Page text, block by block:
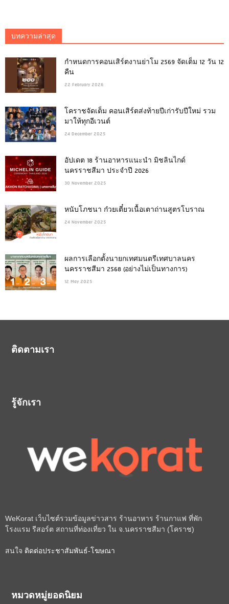
บทความล่าสุด
กำหนดการคอนเสิร์ตงานย่าโม 2569 จัดเต็ม 12 วัน 12
คืน
22 February 2026
โคราชจัดเต็ม คอนเสิร์ตส่งท้ายปีเก่ารับปีใหม่ รวม
มาให้ทุกอีเวนต์
24 December 2025
อัปเดต 18 ร้านอาหารแนะนำ มิชลินไกด์
นครราชสีมา ประจำปี 2026
30 November 2025
หนับโภชนา ก๋วยเตี๋ยวเนื้อเตาถ่านสูตรโบราณ
24 November 2025
ผลการเลือกตั้งนายกเทศมนตรีเทศบาลนคร
นครราชสีมา 2568 (อย่างไม่เป็นทางการ)
12 May 2025
ติดตามเรา
รู้จักเรา
WeKorat เว็บไซต์รวมข้อมูลข่าวสาร ร้านอาหาร ร้านกาแฟ ที่พัก
โรงแรม รีสอร์ต สถานที่ท่องเที่ยว ใน จ.นครราชสีมา (โคราช)
สนใจ ติดต่อประชาสัมพันธ์-โฆษณา
หมวดหมู่ยอดนิยม